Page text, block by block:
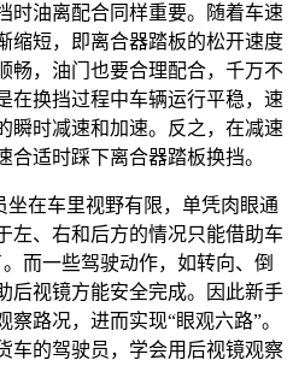
时油离配合同样重要。随着车速
缩短，即离合器踏板的松开速度
畅，油门也要合理配合，千万不
在换挡过程中车辆运行平稳，速
瞬时减速和加速。反之，在减速
合适时踩下离合器踏板换挡。
坐在车里视野有限，单凭肉眼通
左、右和后方的情况只能借助车
而一些驾驶动作，如转向、倒
后视镜方能安全完成。因此新手
察路况，进而实现“眼观六路”。
车的驾驶员，学会用后视镜观察